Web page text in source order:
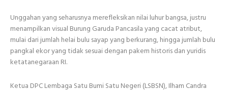
Unggahan yang seharusnya merefleksikan nilai luhur bangsa, justru
menampilkan visual Burung Garuda Pancasila yang cacat atribut,
mulai dari jumlah helai bulu sayap yang berkurang, hingga jumlah bulu
pangkal ekor yang tidak sesuai dengan pakem historis dan yuridis
ketatanegaraan RI.
Ketua DPC Lembaga Satu Bumi Satu Negeri (LSBSN), Ilham Candra